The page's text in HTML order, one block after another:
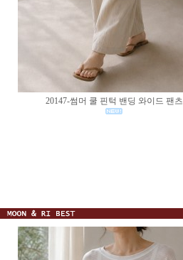
20147-썸머 쿨 핀턱 밴딩 와이드 팬츠